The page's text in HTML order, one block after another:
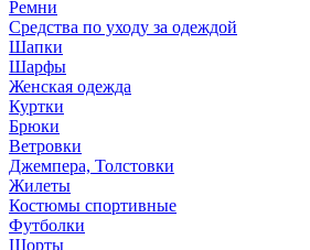
Ремни
Средства по уходу за одеждой
Шапки
Шарфы
Женская одежда
Куртки
Брюки
Ветровки
Джемпера, Толстовки
Жилеты
Костюмы спортивные
Футболки
Шорты